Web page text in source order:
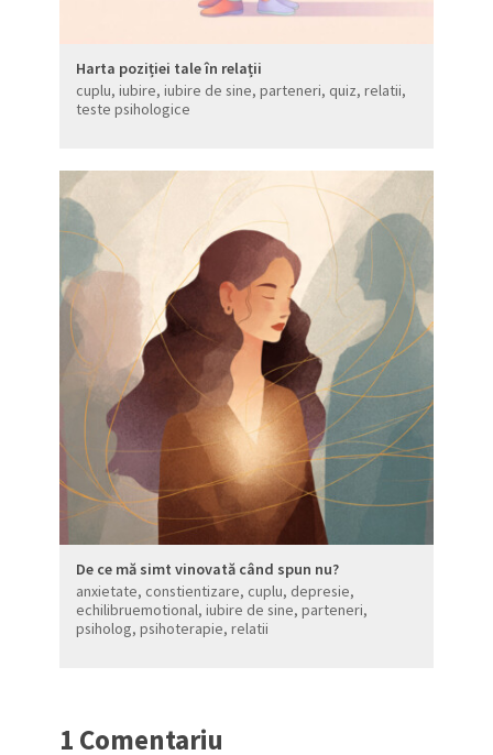
Harta poziției tale în relații
cuplu,iubire,iubire de sine,parteneri, quiz,relatii,
teste psihologice
De ce mă simt vinovată când spun nu?
anxietate, constientizare, cuplu, depresie,
echilibruemotional,iubire de sine,parteneri,
psiholog,psihoterapie,relatii
1 Comentariu